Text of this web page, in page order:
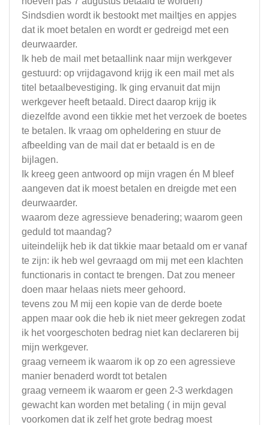
Sindsdien wordt ik bestookt met mailtjes en appjes
dat ik moet betalen en wordt er gedreigd met een
deurwaarder.
Ik heb de mail met betaallink naar mijn werkgever
gestuurd: op vrijdagavond krijg ik een mail met als
titel betaalbevestiging. Ik ging ervanuit dat mijn
werkgever heeft betaald. Direct daarop krijg ik
diezelfde avond een tikkie met het verzoek de boetes
te betalen. Ik vraag om opheldering en stuur de
afbeelding van de mail dat er betaald is en de
bijlagen.
Ik kreeg geen antwoord op mijn vragen én M bleef
aangeven dat ik moest betalen en dreigde met een
deurwaarder.
waarom deze agressieve benadering; waarom geen
geduld tot maandag?
uiteindelijk heb ik dat tikkie maar betaald om er vanaf
te zijn: ik heb wel gevraagd om mij met een klachten
functionaris in contact te brengen. Dat zou meneer
doen maar helaas niets meer gehoord.
tevens zou M mij een kopie van de derde boete
appen maar ook die heb ik niet meer gekregen zodat
ik het voorgeschoten bedrag niet kan declareren bij
mijn werkgever.
graag verneem ik waarom ik op zo een agressieve
manier benaderd wordt tot betalen
graag verneem ik waarom er geen 2-3 werkdagen
gewacht kan worden met betaling ( in mijn geval
voorkomen dat ik zelf het grote bedrag moest